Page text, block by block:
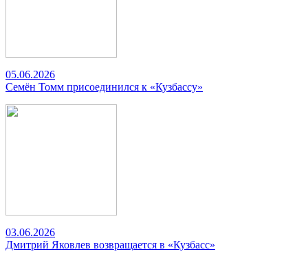
05.06.2026
Семён Томм присоединился к «Кузбассу»
03.06.2026
Дмитрий Яковлев возвращается в «Кузбасс»